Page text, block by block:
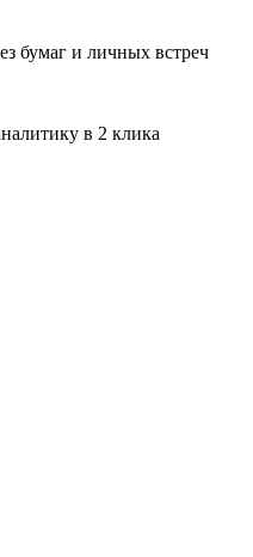
бумаг и личных встреч
в 2 клика